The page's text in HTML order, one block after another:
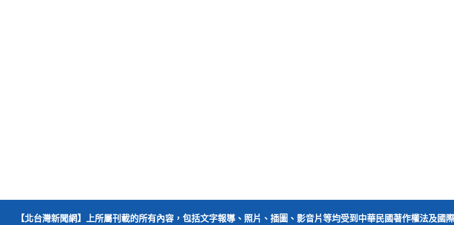
【北台灣新聞網】上所屬刊載的所有內容，包括文字報導、照片、插圖、影音片等均受到中華民國著作權法及